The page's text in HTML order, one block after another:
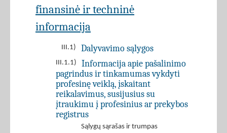
finansinė ir techninė
informacija
III.1) Dalyvavimo sąlygos
III.1.1)
Informacija apie pašalinimo
pagrindus ir tinkamumas vykdyti
profesinę veiklą, įskaitant
reikalavimus, susijusius su
įtraukimu į profesinius ar prekybos
registrus
Sąlygų sąrašas ir trumpas